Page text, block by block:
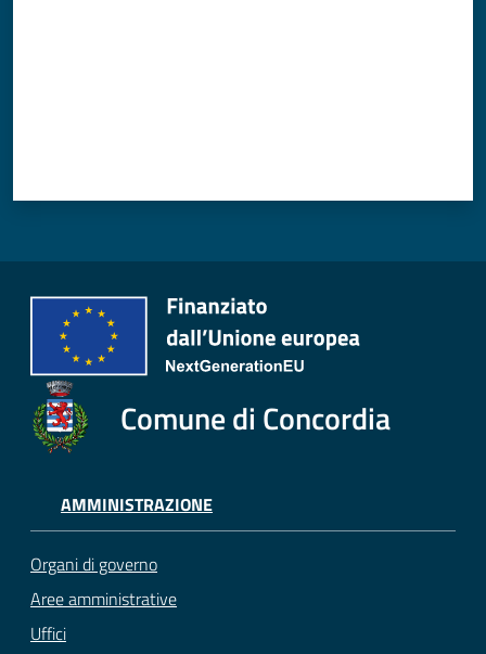
Comune di Concordia
AMMINISTRAZIONE
Organi di governo
Aree amministrative
Uffici